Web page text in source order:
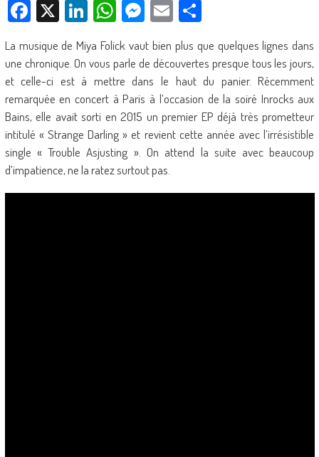
Facebook
X LinkedIn
WhatsApp
Messenger
EmailPartager
La musique de Miya Folick vaut bien plus que quelques lignes dans
une chronique. On vous parle de découvertes presque tous les jours,
et celle-ci est à mettre dans le haut du panier. Récemment
remarquée en concert à Paris à l’occasion de la soiré Inrocks aux
Bains, elle avait sorti en 2015 un premier EP déjà très prometteur
intitulé « Strange Darling » et revient cette année avec l’irrésistible
single « Trouble Asjusting ». On attend la suite avec beaucoup
d’impatience, ne la ratez surtout pas.